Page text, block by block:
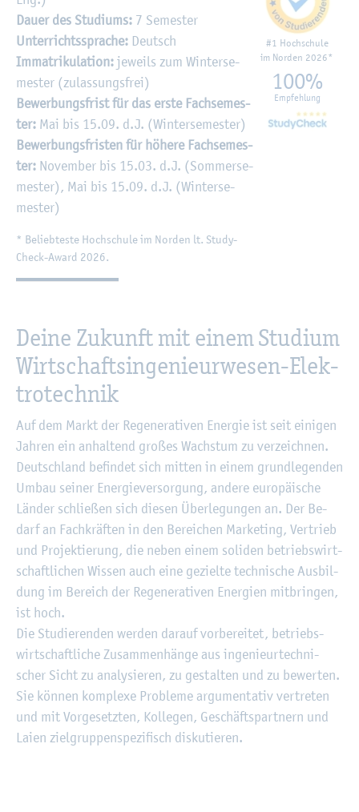
Dauer des Stu­di­ums: 7 Se­mes­ter
Un­ter­richts­spra­che: Deutsch
Im­ma­tri­ku­la­ti­on: je­weils zum Win­ter­se­
mes­ter (zu­las­sungs­frei)
Be­wer­bungs­frist für das erste Fach­se­mes­
ter: Mai bis 15.09. d.J. (Win­ter­se­mes­ter)
Be­wer­bungs­fris­ten für hö­he­re Fach­se­mes­
ter: No­vem­ber bis 15.03. d.J. (Som­mer­se­
mes­ter), Mai bis 15.09. d.J. (Win­ter­se­
mes­ter)
* Be­lieb­tes­te Hoch­schu­le im Nor­den lt. Stu­dy­
Check-Award 2026.
#1 Hoch­schu­le
im Nor­den 2026*
100%
Emp­feh­lung
Deine Zu­kunft mit einem Stu­di­um
Wirt­schafts­in­ge­nieur­we­sen-Elek­
tro­tech­nik
Auf dem Markt der Re­ge­ne­ra­ti­ven En­er­gie ist seit ei­ni­gen
Jah­ren ein an­hal­tend gro­ßes Wachs­tum zu ver­zeich­nen.
Deutsch­land be­fin­det sich mit­ten in einem grund­le­gen­den
Umbau sei­ner En­er­gie­ver­sor­gung, an­de­re eu­ro­päi­sche
Län­der schlie­ßen sich die­sen Über­le­gun­gen an. Der Be­
darf an Fach­kräf­ten in den Be­rei­chen Mar­ke­ting, Ver­trieb
und Pro­jek­tie­rung, die neben einem so­li­den be­triebs­wirt­
schaft­li­chen Wis­sen auch eine ge­ziel­te tech­ni­sche Aus­bil­
dung im Be­reich der Re­ge­ne­ra­ti­ven En­er­gi­en mit­brin­gen,
ist hoch.
Die Stu­die­ren­den wer­den dar­auf vor­be­rei­tet, be­triebs­
wirt­schaft­li­che Zu­sam­men­hän­ge aus in­ge­nieur­tech­ni­
scher Sicht zu ana­ly­sie­ren, zu ge­stal­ten und zu be­wer­ten.
Sie kön­nen kom­ple­xe Pro­ble­me ar­gu­men­ta­tiv ver­tre­ten
und mit Vor­ge­setz­ten, Kol­le­gen, Ge­schäfts­part­nern und
Laien ziel­grup­pen­spe­zi­fisch dis­ku­tie­ren.